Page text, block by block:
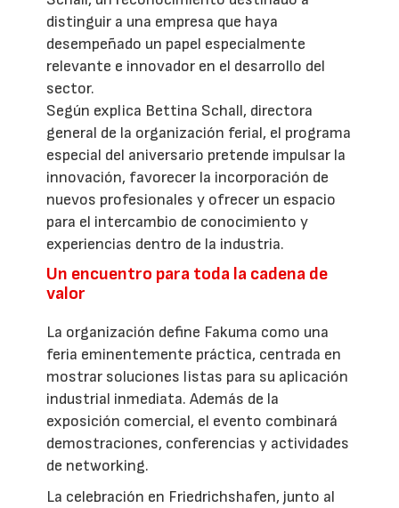
distinguir a una empresa que haya
desempeñado un papel especialmente
relevante e innovador en el desarrollo del
sector.
Según explica Bettina Schall, directora
general de la organización ferial, el programa
especial del aniversario pretende impulsar la
innovación, favorecer la incorporación de
nuevos profesionales y ofrecer un espacio
para el intercambio de conocimiento y
experiencias dentro de la industria.
Un encuentro para toda la cadena de
valor
La organización define Fakuma como una
feria eminentemente práctica, centrada en
mostrar soluciones listas para su aplicación
industrial inmediata. Además de la
exposición comercial, el evento combinará
demostraciones, conferencias y actividades
de networking.
La celebración en Friedrichshafen, junto al